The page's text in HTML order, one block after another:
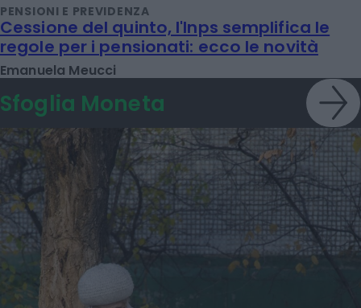
PENSIONI E PREVIDENZA
Cessione del quinto, l'Inps semplifica le
regole per i pensionati: ecco le novità
Emanuela Meucci
Sfoglia Moneta